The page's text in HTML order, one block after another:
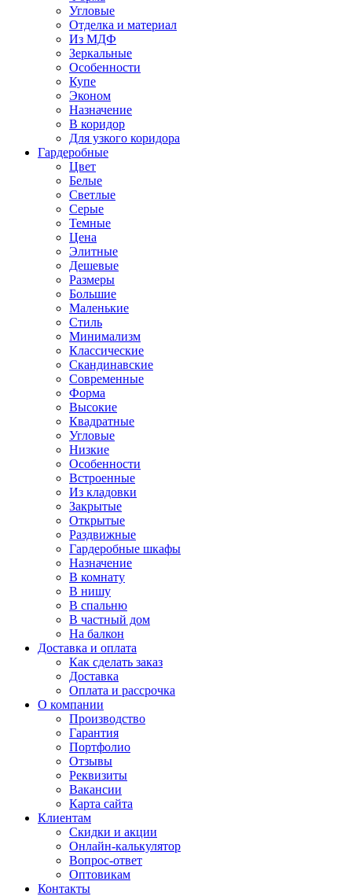
Угловые
Отделка и материал
Из МДФ
Зеркальные
Особенности
Купе
Эконом
Назначение
В коридор
Для узкого коридора
Гардеробные
Цвет
Белые
Светлые
Серые
Темные
Цена
Элитные
Дешевые
Размеры
Большие
Маленькие
Стиль
Минимализм
Классические
Скандинавские
Современные
Форма
Высокие
Квадратные
Угловые
Низкие
Особенности
Встроенные
Из кладовки
Закрытые
Открытые
Раздвижные
Гардеробные шкафы
Назначение
В комнату
В нишу
В спальню
В частный дом
На балкон
Доставка и оплата
Как сделать заказ
Доставка
Оплата и рассрочка
О компании
Производство
Гарантия
Портфолио
Отзывы
Реквизиты
Вакансии
Карта сайта
Клиентам
Скидки и акции
Онлайн-калькулятор
Вопрос-ответ
Оптовикам
Контакты